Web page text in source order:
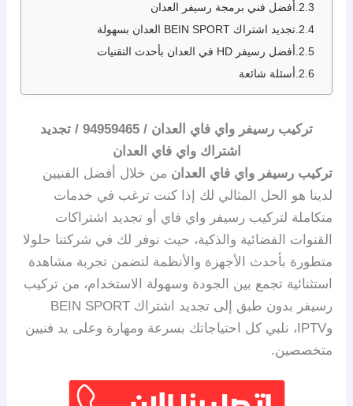
أفضل فني برمجة رسيفر العدان
تجديد اشتراك BEIN SPORT العدان بسهولة
أفضل رسيفر HD في العدان بأحدث التقنيات
أسئلة شائعة
تركيب رسيفر واي فاي العدان / 94959465 / تجديد
اشتراك واي فاي العدان
تركيب رسيفر واي فاي العدان من خلال أفضل الفنيين
لدينا هو الحل المثالي لك إذا كنت ترغب في خدمات
متكاملة لتركيب رسيفر واي فاي أو تجديد اشتراكات
القنوات الفضائية والذكية، حيث نوفر لك في شركتنا حلولا
متطورة بأحدث الأجهزة والأنظمة لتضمن تجربة مشاهدة
استثنائية تجمع بين الجودة وسهولة الاستخدام، من تركيب
رسيفر بدون طبق إلى تجديد اشتراك BEIN SPORT
وIPTV، نلبي كل احتياجاتك بسرعة ومهارة وعلى يد فنيين
متخصصين.